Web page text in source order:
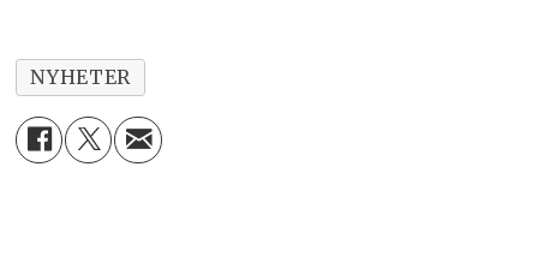
NYHETER